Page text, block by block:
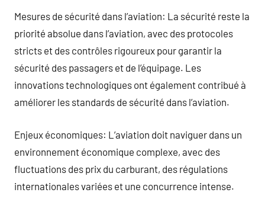
Mesures de sécurité dans l’aviation: La sécurité reste la
priorité absolue dans l’aviation, avec des protocoles
stricts et des contrôles rigoureux pour garantir la
sécurité des passagers et de l’équipage. Les
innovations technologiques ont également contribué à
améliorer les standards de sécurité dans l’aviation.
Enjeux économiques: L’aviation doit naviguer dans un
environnement économique complexe, avec des
fluctuations des prix du carburant, des régulations
internationales variées et une concurrence intense.